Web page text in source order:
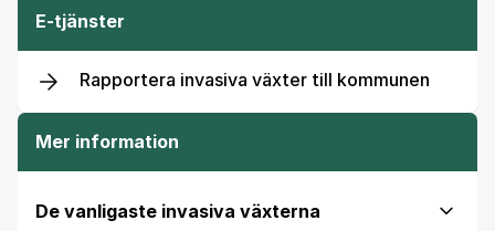
E-tjänster
Rapportera invasiva växter till kommunen
Mer information
De vanligaste invasiva växterna